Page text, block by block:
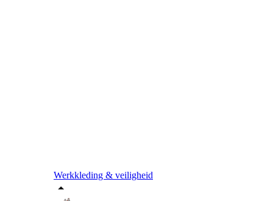
Werkkleding & veiligheid